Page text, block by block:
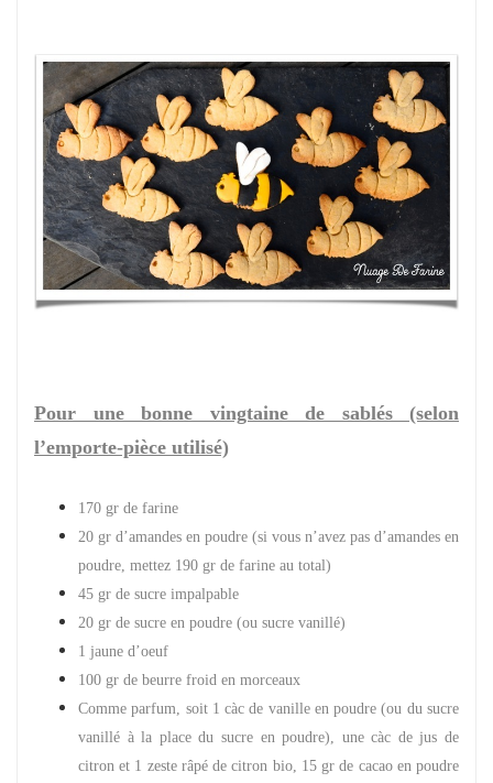
Pour une bonne vingtaine de sablés (selon
l’emporte-pièce utilisé)
170 gr de farine
20 gr d’amandes en poudre (si vous n’avez pas d’amandes en
poudre, mettez 190 gr de farine au total)
45 gr de sucre impalpable
20 gr de sucre en poudre (ou sucre vanillé)
1 jaune d’oeuf
100 gr de beurre froid en morceaux
Comme parfum, soit 1 càc de vanille en poudre (ou du sucre
vanillé à la place du sucre en poudre), une càc de jus de
citron et 1 zeste râpé de citron bio, 15 gr de cacao en poudre